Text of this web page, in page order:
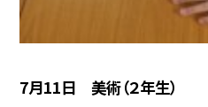
7月11日 美術（２年生）